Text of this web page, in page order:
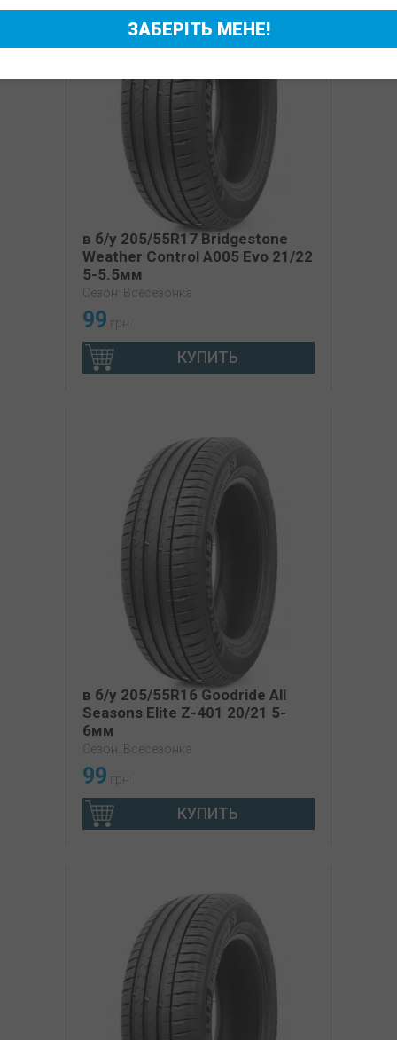
в б/у 205/55R17 Bridgestone
Weather Control A005 Evo 21/22
5-5.5мм
Сезон: Всесезонка
99 грн
КУПИТЬ
в б/у 205/55R16 Goodride All
Seasons Elite Z-401 20/21 5-
6мм
Сезон: Всесезонка
99 грн
КУПИТЬ
ЗАБЕРІТЬ МЕНЕ!